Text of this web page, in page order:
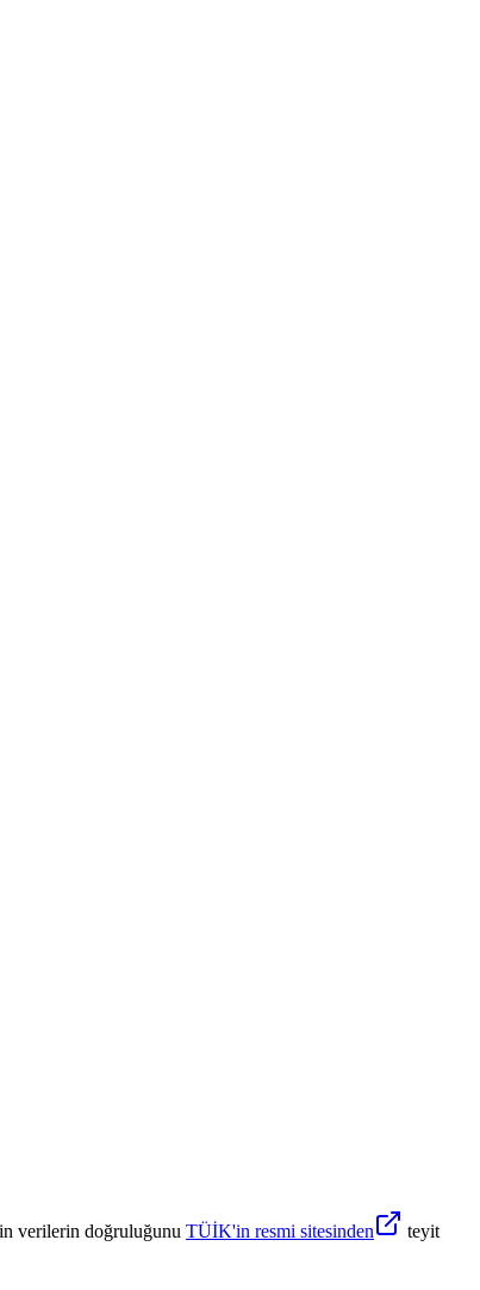
verilerin doğruluğunu TÜİK'in resmi sitesinden
teyit